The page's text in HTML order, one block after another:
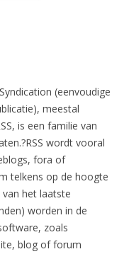
(eenvoudige
meestal
is een familie van
wordt vooral
fora of
telkens op de hoogte
het laatste
worden in de
zoals
blog of forum